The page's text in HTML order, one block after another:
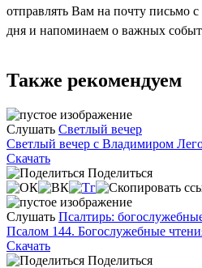
отправлять Вам на почту письмо
дня и напоминаем о важных
Также рекомендуем
Слушать Светлый вечер
Светлый вечер с Владимиром
Скачать
Поделиться
Слушать Псалтирь:
Псалом 144. Богослужебные
Скачать
Поделиться